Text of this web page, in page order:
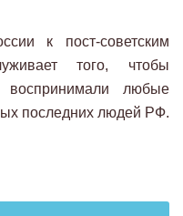
к пост-советским
того, чтобы
воспринимали любые
последних людей РФ.